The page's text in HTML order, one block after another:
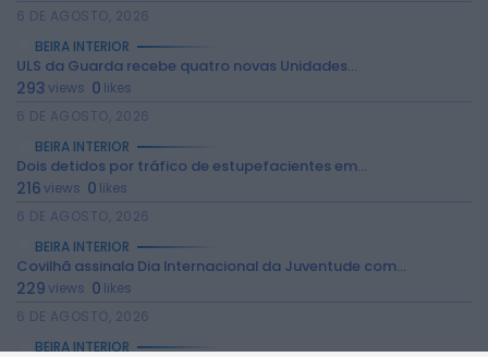
2026 Rádio Caria. Todos os direitos
6 DE AGOSTO, 2026
BEIRA INTERIOR
ULS da Guarda recebe quatro novas Unidades...
293views 0 likes
6 DE AGOSTO, 2026
BEIRA INTERIOR
Dois detidos por tráfico de estupefacientes em...
216views 0 likes
6 DE AGOSTO, 2026
BEIRA INTERIOR
Covilhã assinala Dia Internacional da Juventude com...
229views 0 likes
6 DE AGOSTO, 2026
BEIRA INTERIOR